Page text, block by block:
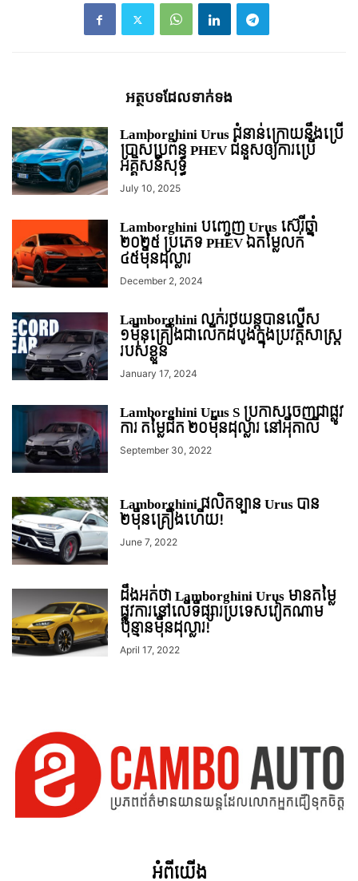
អត្ថបទ​ដែល​ទាក់ទង
Lamborghini Urus ជំនាន់ក្រោយនឹងប្រើ
ប្រាស់ប្រព័ន្ធ PHEV ជំនួសឲ្យការប្រើ
អគ្គិសនីសុទ្ធ
July 10, 2025
Lamborghini បញ្ចេញ Urus ស៊េរីឆ្នាំ
២០២៥ ប្រភេទ PHEV ឯតម្លៃលក់
៤៥មុឺនដុល្លារ
December 2, 2024
Lamborghini លក់រថយន្តបានលើស
១មុឺនគ្រឿងជាលើកដំបូងក្នុងប្រវត្តិសាស្ត្រ
របស់ខ្លួន
January 17, 2024
Lamborghini Urus S ប្រកាសចេញជាផ្លូវ
ការ តម្លៃ​ជិត ២០ម៉ឺនដុល្លារ នៅអ៉ីតាលី
September 30, 2022
Lamborghini ផលិតឡាន Urus បាន
២ម៉ឺនគ្រឿងហើយ!
June 7, 2022
ដឹងអត់ថា Lamborghini Urus មានតម្លៃ
ផ្លូវការនៅលើទីផ្សារប្រទេសវៀតណាម
ប៉ុន្មានម៉ឺនដុល្លារ!
April 17, 2022
អំពី​យើង